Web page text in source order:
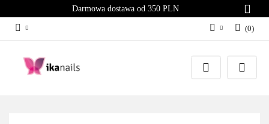
Darmowa dostawa od 350 PLN
Zaloguj się
Załóż konto
(0)